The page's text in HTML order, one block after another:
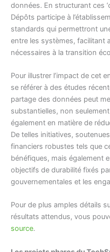
données. En structurant ces
Dépôts participe à
standards qui permettront
entre les systèmes, facilitant
nécessaires à la transition
Pour illustrer l’impact de cet
se référer à des études
partage des données peut
substantielles, non
également en matière de
De telles initiatives,
financiers robustes tels que
bénéfiques, mais également
objectifs de durabilité fixés
gouvernementales et les
Pour de plus amples détails
résultats attendus, vous
source.